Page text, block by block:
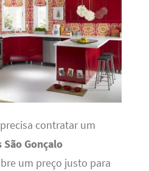
contratar um
Gonçalo
um preço justo para